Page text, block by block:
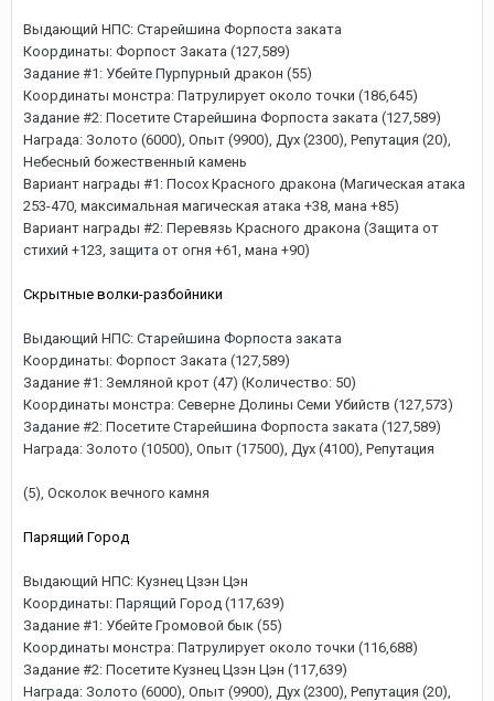
Выдающий НПС: Старейшина Форпоста заката
Координаты: Форпост Заката (127,589)
Задание #1: Убейте Пурпурный дракон (55)
Координаты монстра: Патрулирует около точки (186,645)
Задание #2: Посетите Старейшина Форпоста заката (127,589)
Награда: Золото (6000), Опыт (9900), Дух (2300), Репутация (20),
Небесный божественный камень
Вариант награды #1: Посох Красного дракона (Магическая атака
253-470, максимальная магическая атака +38, мана +85)
Вариант награды #2: Перевязь Красного дракона (Защита от
стихий +123, защита от огня +61, мана +90)
Скрытные волки-разбойники
Выдающий НПС: Старейшина Форпоста заката
Координаты: Форпост Заката (127,589)
Задание #1: Земляной крот (47) (Количество: 50)
Координаты монстра: Северне Долины Семи Убийств (127,573)
Задание #2: Посетите Старейшина Форпоста заката (127,589)
Награда: Золото (10500), Опыт (17500), Дух (4100), Репутация
(5), Осколок вечного камня
Парящий Город
Выдающий НПС: Кузнец Цзэн Цэн
Координаты: Парящий Город (117,639)
Задание #1: Убейте Громовой бык (55)
Координаты монстра: Патрулирует около точки (116,688)
Задание #2: Посетите Кузнец Цзэн Цэн (117,639)
Награда: Золото (6000), Опыт (9900), Дух (2300), Репутация (20),